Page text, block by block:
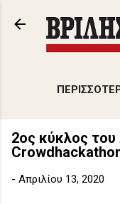
2ος κύκλος
- Απριλίου 13, 2020